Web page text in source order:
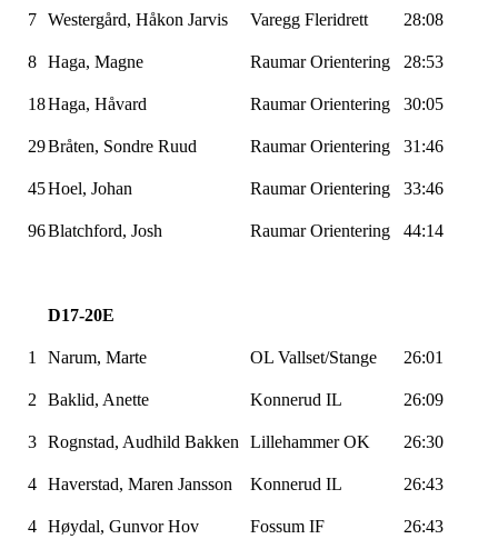
7 Westergård, Håkon Jarvis Varegg Fleridrett 28:08
8 Haga, Magne RaumarOrientering 28:53
18Haga, Håvard RaumarOrientering 30:05
29Bråten, Sondre Ruud RaumarOrientering 31:46
45Hoel, Johan RaumarOrientering 33:46
96Blatchford, Josh RaumarOrientering 44:14
D17-20E
1 Narum, Marte OL Vallset/Stange 26:01
2 Baklid, Anette Konnerud IL 26:09
3 Rognstad, Audhild Bakken Lillehammer OK 26:30
4 Haverstad, Maren Jansson Konnerud IL 26:43
4 Høydal, Gunvor Hov Fossum IF 26:43